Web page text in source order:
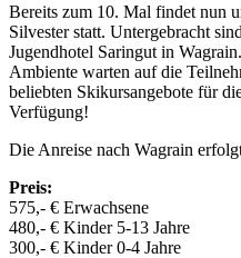
Bereits zum 10. Mal findet nun
Silvester statt. Untergebracht
Jugendhotel Saringut in
Ambiente warten auf die
beliebten Skikursangebote für
Verfügung!
Die Anreise nach Wagrain
Preis:
575,- € Erwachsene
480,- € Kinder 5-13 Jahre
300,- € Kinder 0-4 Jahre